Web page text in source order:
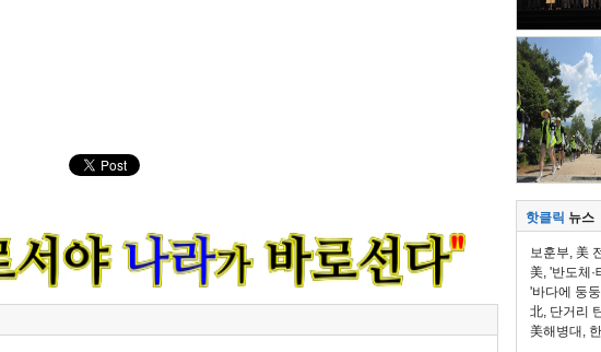
핫클릭 뉴스
보훈부, 美
美, '반도체
'바다에 둥
北, 단거리
美해병대,